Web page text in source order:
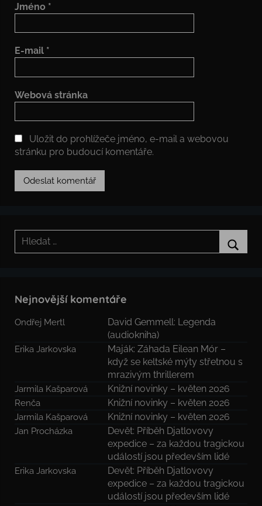
Jméno *
E-mail *
Webová stránka
Uložit do prohlížeče jméno, e-mail a webovou
stránku pro budoucí komentáře.
Hledat:
Nejnovější komentáře
Ondřej Mertl
David Gemmell: Legenda
(audiokniha)
Erika Jarkovska
Maják: Záhada Eilean Mór –
když se keltské mýty střetnou s
mrazivým thrillerem
Jarmila Kašparová Knižní novinky – květen 2026
Renča Knižní novinky – květen 2026
Jarmila Kašparová Knižní novinky – květen 2026
Jan Procházka
Devět: Příběh Djatlovovy
expedice – za každou tragickou
událostí jsou především lidé
Erika Jarkovska
Devět: Příběh Djatlovovy
expedice – za každou tragickou
událostí jsou především lidé